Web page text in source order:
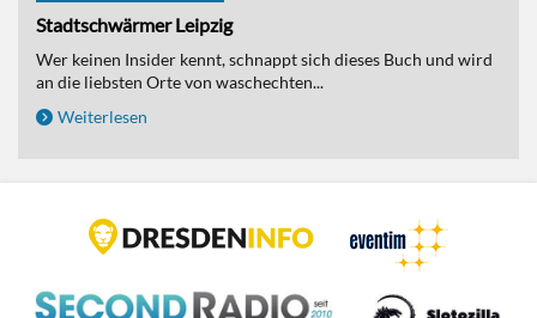
Stadtschwärmer Leipzig
Wer keinen Insider kennt, schnappt sich dieses Buch und wird
an die liebsten Orte von waschechten...
Weiterlesen